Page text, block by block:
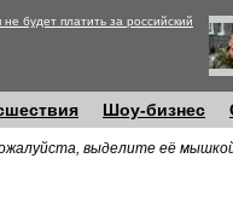
будет платить за российский
Шоу-бизнес
выделите её